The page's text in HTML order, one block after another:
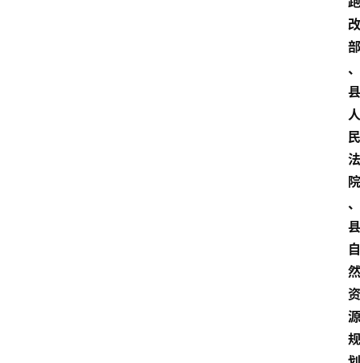
改
部
、
县
人
民
法
院
、
县
自
然
资
源
规